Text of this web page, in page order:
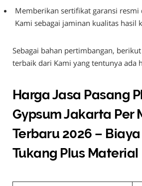
Memberikan sertifikat garansi resmi
Kami sebagai jaminan kualitas hasil
Sebagai bahan pertimbangan,
terbaik dari Kami yang tentunya ada
Harga Jasa Pasang
Gypsum Jakarta Per
Terbaru 2026 –
Tukang Plus Material